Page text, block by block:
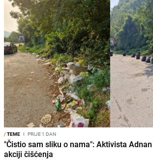
/TEME I PRIJE 1 DAN
"Čistio sam sliku o nama": Aktivista
akciji čišćenja